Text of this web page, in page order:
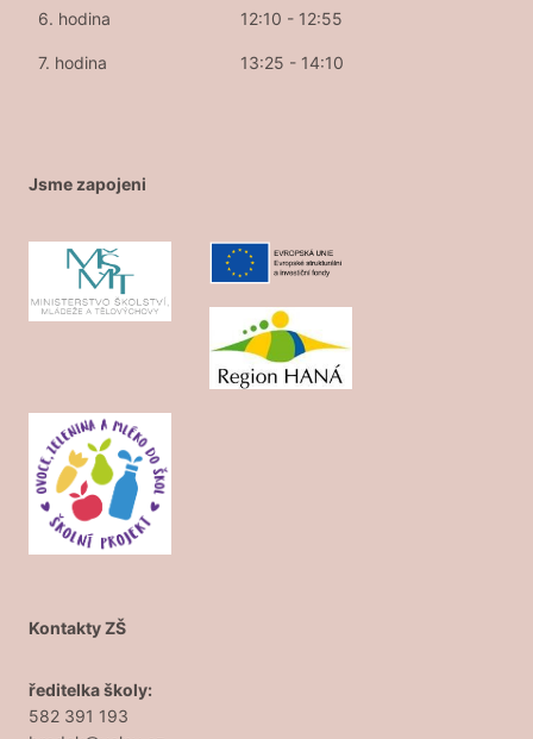
6. hodina 12:10 - 12:55
7. hodina 13:25 - 14:10
Jsme zapojeni
Kontakty ZŠ
ředitelka školy:
582 391 193